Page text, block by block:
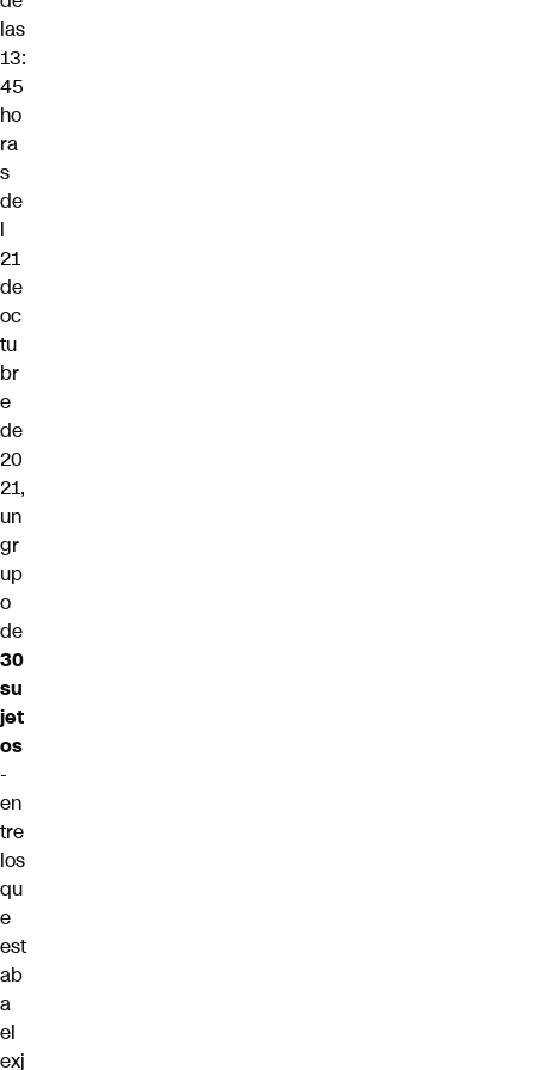
las
13:
45
ho
ra
s
de
l
21
de
oc
tu
br
e
de
20
21,
un
gr
up
o
de
30
su
jet
os
-
en
tre
los
qu
e
est
ab
a
el
exj